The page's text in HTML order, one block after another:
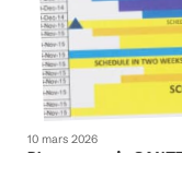
10 mars 2026
Diagramme de